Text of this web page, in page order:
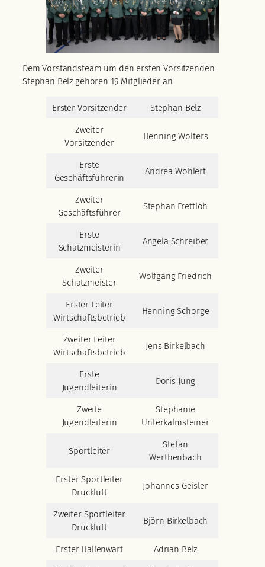
Dem Vorstandsteam um den ersten Vorsitzenden
Stephan Belz gehören 19 Mitglieder an.
Erster Vorsitzender Stephan Belz
Zweiter
Vorsitzender
Henning Wolters
Erste
Geschäftsführerin
Andrea Wohlert
Zweiter
Geschäftsführer
Stephan Frettlöh
Erste
Schatzmeisterin
Angela Schreiber
Zweiter
Schatzmeister
Wolfgang Friedrich
Erster Leiter
Wirtschaftsbetrieb
Henning Schorge
Zweiter Leiter
Wirtschaftsbetrieb
Jens Birkelbach
Erste
Jugendleiterin
Doris Jung
Zweite
Jugendleiterin
Stephanie
Unterkalmsteiner
Sportleiter
Stefan
Werthenbach
Erster Sportleiter
Druckluft
Johannes Geisler
Zweiter Sportleiter
Druckluft
Björn Birkelbach
Erster Hallenwart Adrian Belz